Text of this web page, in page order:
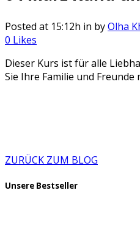
Posted at 15:12h in byOlha
0 Likes
Dieser Kurs ist für alle
Sie Ihre Familie und
ZURÜCK ZUM BLOG
Unsere Bestseller